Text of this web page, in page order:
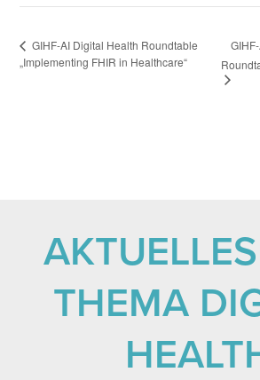
GIHF-AI Digital Health Roundtable
„Implementing FHIR in Healthcare“
THEMA